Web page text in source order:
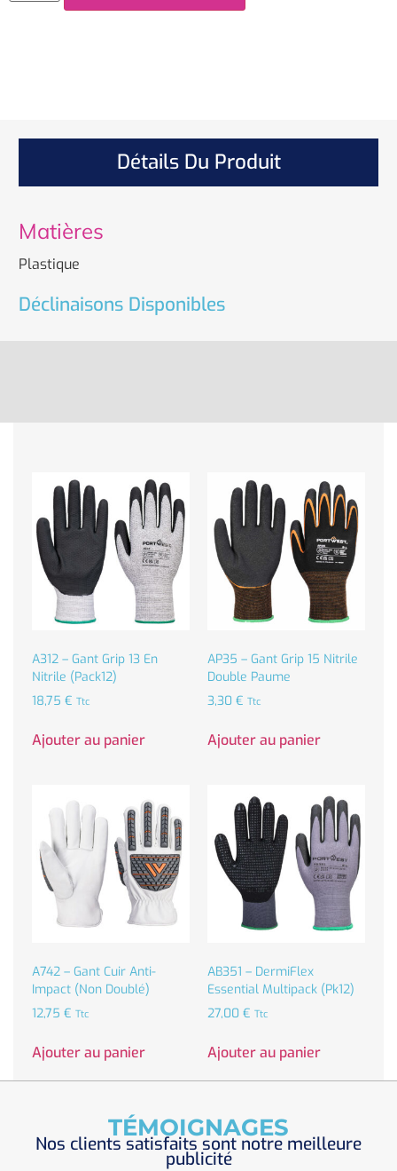
Détails Du Produit
Matières
Plastique
Déclinaisons Disponibles
A312 – Gant Grip 13 En
Nitrile (Pack12)
18,75 € Ttc
Ajouter au panier
AP35 – Gant Grip 15 Nitrile
Double Paume
3,30 € Ttc
Ajouter au panier
A742 – Gant Cuir Anti-
Impact (non Doublé)
12,75 € Ttc
Ajouter au panier
AB351 – DermiFlex
Essential Multipack (Pk12)
27,00 € Ttc
Ajouter au panier
TÉMOIGNAGES
Nos clients satisfaits sont notre meilleure
publicité